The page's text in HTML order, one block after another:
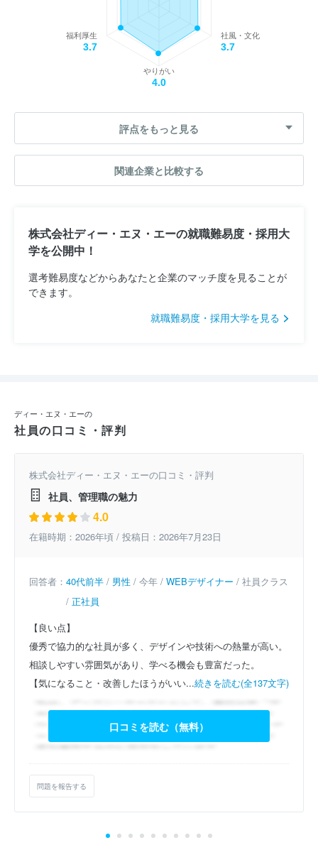
社風・文化
3.7
やりがい
4.0
福利厚生
3.7
評点をもっと見る
関連企業と比較する
株式会社ディー・エヌ・エーの就職難易度・採用大
学を公開中！
選考難易度などからあなたと企業のマッチ度を見ることが
できます。
就職難易度・採用大学を見る
ディー・エヌ・エーの
社員の口コミ・評判
株式会社ディー・エヌ・エーの口コミ・評判
社員、管理職の魅力
4.0
在籍時期：2026年頃 / 投稿日：2026年7月23日
回答者： 40代前半 / 男性 / 今年 / WEBデザイナー / 社員クラス
/ 正社員
【良い点】
優秀で協力的な社員が多く、デザインや技術への熱量が高い。
相談しやすい雰囲気があり、学べる機会も豊富だった。
【気になること・改善したほうがいい...続きを読む(全137文字)
口コミを読む（無料）
問題を報告する